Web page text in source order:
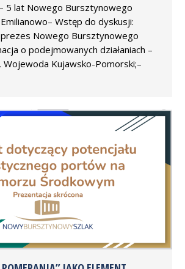
5 lat Nowego Bursztynowego
Emilianowo– Wstęp do dyskusji:
prezes Nowego Bursztynowego
o podejmowanych działaniach –
Wojewoda Kujawsko-Pomorski;–